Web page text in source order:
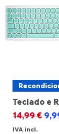
Teclado e
Preço
14,99 €
IVA incl.